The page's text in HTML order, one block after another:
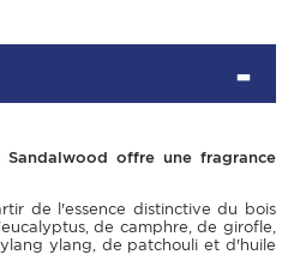
offre une fragrance
de l'essence distinctive du bois
de camphre, de girofle,
ylang, de patchouli et d'huile